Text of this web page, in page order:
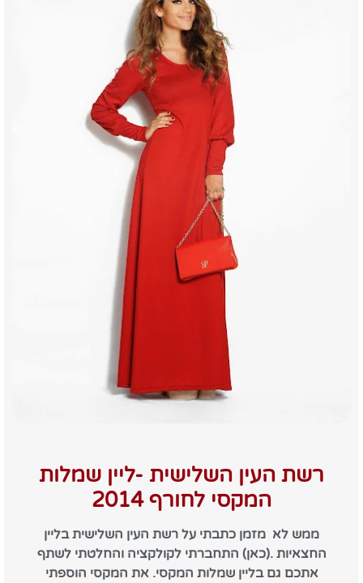
רשת העין השלישית -ליין שמלות
המקסי לחורף 2014
ממש לא מזמן כתבתי על רשת העין השלישית בליין
החצאיות .(כאן) התחברתי לקולקציה והחלטתי לשתף
אתכם גם בליין שמלות המקסי. את המקסי הוספתי